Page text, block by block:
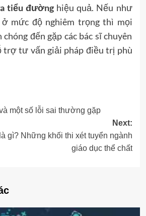
tiểu đường hiệu quả. Nếu như
mức độ nghiêm trọng thì mọi
đến gặp các bác sĩ chuyên
trợ tư vấn giải pháp điều trị phù
một số lỗi sai thường gặp
Next:
gì? Những khối thi xét tuyển ngành
giáo dục thể chất